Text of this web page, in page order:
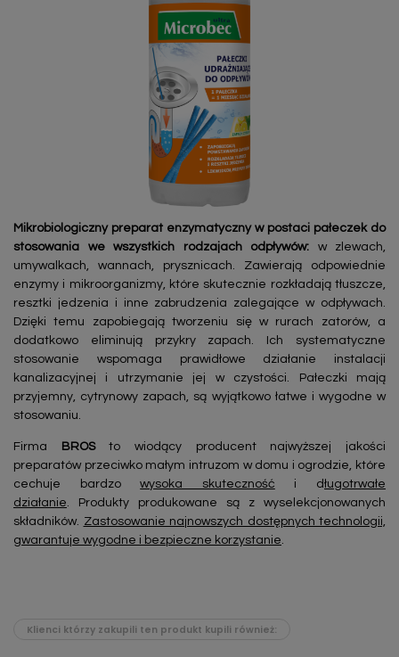
Mikrobiologiczny preparat enzymatyczny w postaci pałeczek do
stosowania we wszystkich rodzajach odpływów: w zlewach,
umywalkach, wannach, prysznicach. Zawierają odpowiednie
enzymy i mikroorganizmy, które skutecznie rozkładają tłuszcze,
resztki jedzenia i inne zabrudzenia zalegające w odpływach.
Dzięki temu zapobiegają tworzeniu się w rurach zatorów, a
dodatkowo eliminują przykry zapach. Ich systematyczne
stosowanie wspomaga prawidłowe działanie instalacji
kanalizacyjnej i utrzymanie jej w czystości. Pałeczki mają
przyjemny, cytrynowy zapach, są wyjątkowo łatwe i wygodne w
stosowaniu.
Firma BROSto wiodący producent najwyższej jakości
preparatów przeciwko małym intruzom w domu i ogrodzie, które
cechuje bardzowysoka skuteczność i długotrwałe
działanie. Produkty produkowane są z wyselekcjonowanych
składników. Zastosowanie najnowszych dostępnych technologii,
gwarantuje wygodne i bezpieczne korzystanie.
Klienci którzy zakupili ten produkt kupili również: